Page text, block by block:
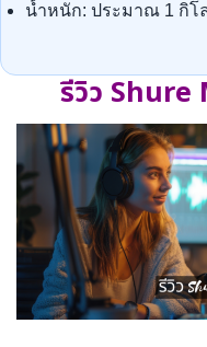
น้ำหนัก: ประมาณ 1 กิโ
รีวิว Shure